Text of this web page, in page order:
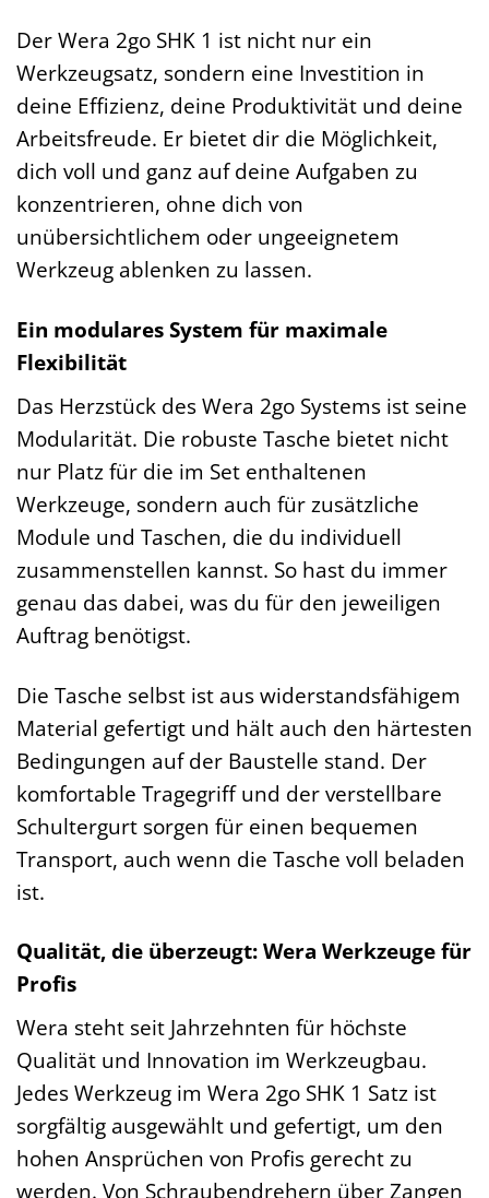
Der Wera 2go SHK 1 ist nicht nur ein
Werkzeugsatz, sondern eine Investition in
deine Effizienz, deine Produktivität und deine
Arbeitsfreude. Er bietet dir die Möglichkeit,
dich voll und ganz auf deine Aufgaben zu
konzentrieren, ohne dich von
unübersichtlichem oder ungeeignetem
Werkzeug ablenken zu lassen.
Ein modulares System für maximale
Flexibilität
Das Herzstück des Wera 2go Systems ist seine
Modularität. Die robuste Tasche bietet nicht
nur Platz für die im Set enthaltenen
Werkzeuge, sondern auch für zusätzliche
Module und Taschen, die du individuell
zusammenstellen kannst. So hast du immer
genau das dabei, was du für den jeweiligen
Auftrag benötigst.
Die Tasche selbst ist aus widerstandsfähigem
Material gefertigt und hält auch den härtesten
Bedingungen auf der Baustelle stand. Der
komfortable Tragegriff und der verstellbare
Schultergurt sorgen für einen bequemen
Transport, auch wenn die Tasche voll beladen
ist.
Qualität, die überzeugt: Wera Werkzeuge für
Profis
Wera steht seit Jahrzehnten für höchste
Qualität und Innovation im Werkzeugbau.
Jedes Werkzeug im Wera 2go SHK 1 Satz ist
sorgfältig ausgewählt und gefertigt, um den
hohen Ansprüchen von Profis gerecht zu
werden. Von Schraubendrehern über Zangen